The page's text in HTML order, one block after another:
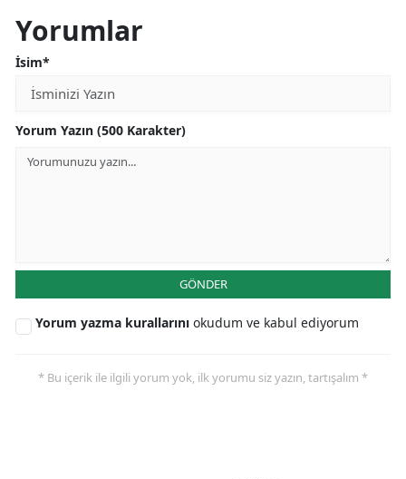
Yorumlar
İsim*
Yorum Yazın (500 Karakter)
GÖNDER
Yorum yazma kurallarını okudum ve kabul ediyorum
* Bu içerik ile ilgili yorum yok, ilk yorumu siz yazın, tartışalım *